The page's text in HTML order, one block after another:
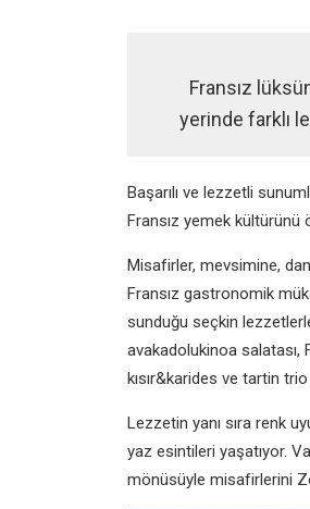
Fransız
yerinde farklı
Başarılı ve lezzetli
Fransız yemek kültürünü
Misafirler, mevsimine,
Fransız gastronomik
sunduğu seçkin
avakadolukinoa salatası,
kısır&karides ve tartin
Lezzetin yanı sıra renk
yaz esintileri yaşatıyor.
mönüsüyle misafirlerini